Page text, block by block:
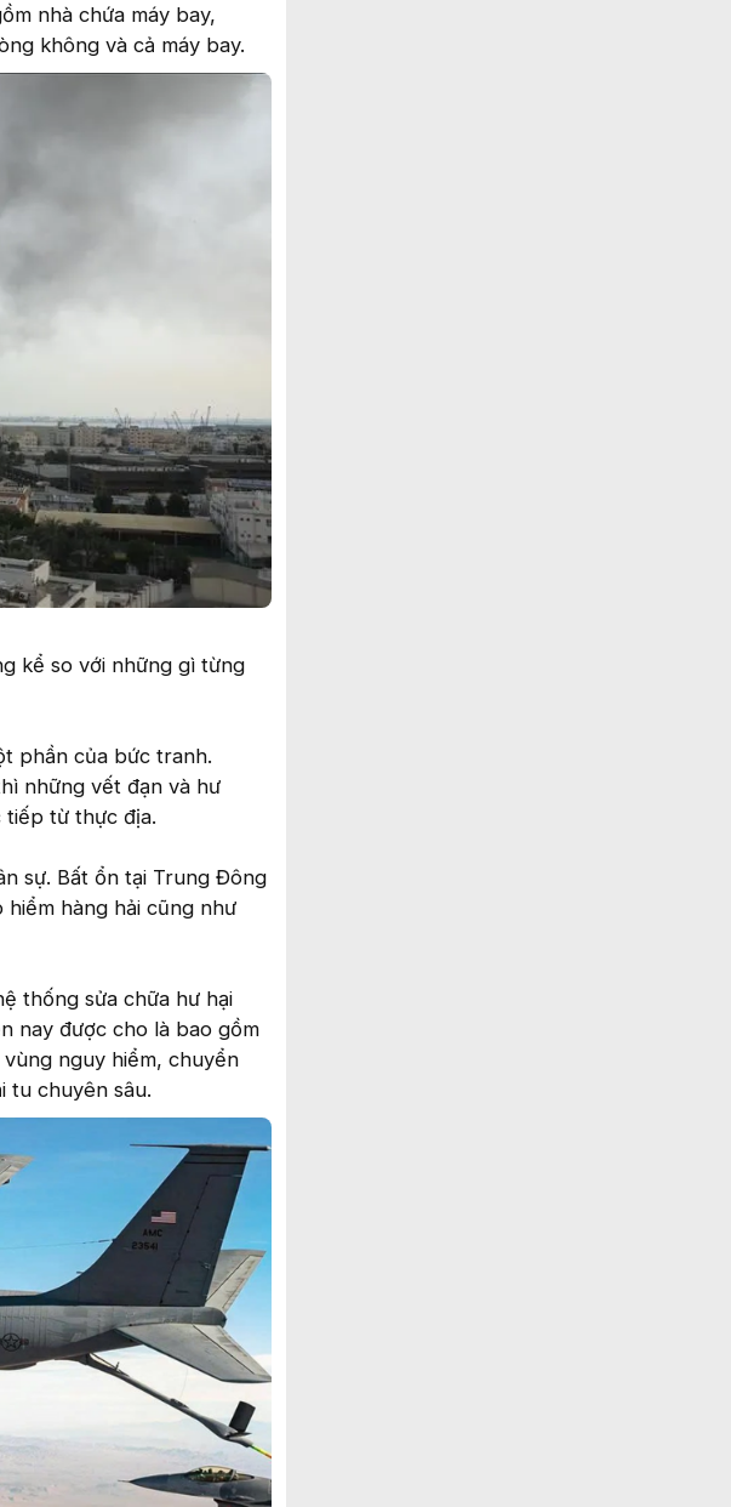
nhà chứa máy bay,
không và cả máy bay.
kể so với những gì từng
phần của bức tranh.
những vết đạn và hư
tiếp từ thực địa.
sự. Bất ổn tại Trung Đông
hàng hải cũng như
thống sửa chữa hư hại
nay được cho là bao gồm
nguy hiểm, chuyển
tu chuyên sâu.